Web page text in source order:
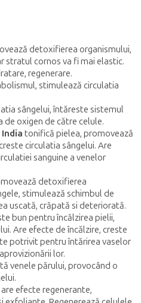
detoxifierea organismului,
stratul cornos va fi mai elastic.
regenerare.
stimulează circulatia
sângelui, întăreste sistemul
de oxigen de către celule.
tonifică pielea, promovează
circulatia sângelui. Are
sanguine a venelor
detoxifierea
stimulează schimbul de
uscată, crăpată si deteriorată.
bun pentru încălzirea pielii,
Are efecte de încălzire, creste
potrivit pentru întărirea vaselor
lor.
venele părului, provocând o
are efecte regenerante,